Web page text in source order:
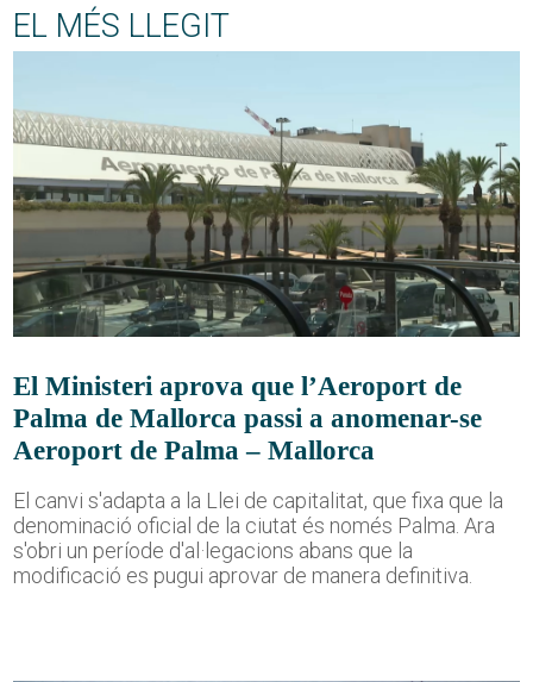
EL MÉS LLEGIT
El Ministeri aprova que l’Aeroport de
Palma de Mallorca passi a anomenar-se
Aeroport de Palma – Mallorca
El canvi s'adapta a la Llei de capitalitat, que fixa que la
denominació oficial de la ciutat és només Palma. Ara
s'obri un període d'al·legacions abans que la
modificació es pugui aprovar de manera definitiva.